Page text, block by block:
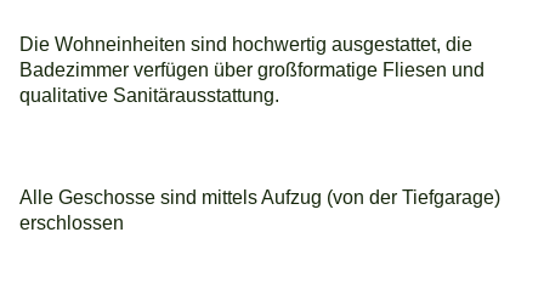
Die Wohneinheiten sind hochwertig ausgestattet, die
Badezimmer verfügen über großformatige Fliesen und
qualitative Sanitärausstattung.
Alle Geschosse sind mittels Aufzug (von der Tiefgarage)
erschlossen